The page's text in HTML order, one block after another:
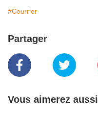
#Courrier
Partager
Vous aimerez aussi